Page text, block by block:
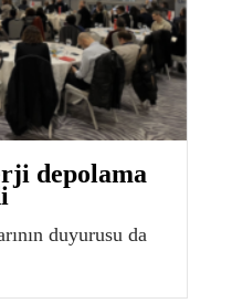
depolama
duyurusu da